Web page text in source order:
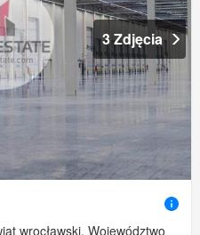
3 Zdjęcia
wrocławski, Województwo